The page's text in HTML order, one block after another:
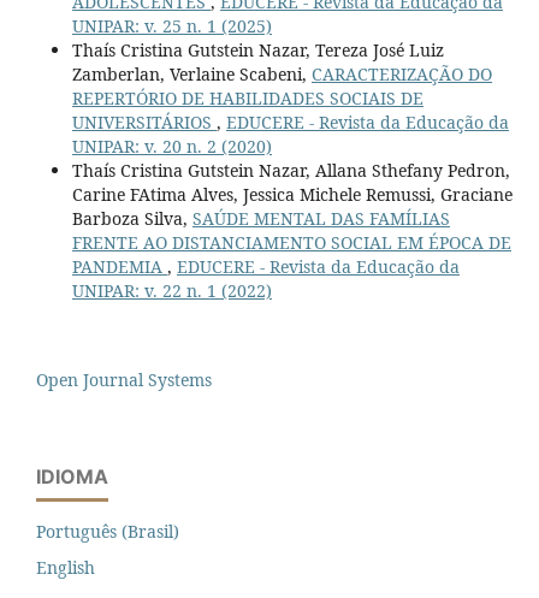
UNIPAR: v. 25 n. 1 (2025)
Thaís Cristina Gutstein Nazar, Tereza José Luiz
Zamberlan, Verlaine Scabeni, CARACTERIZAÇÃO DO
REPERTÓRIO DE HABILIDADES SOCIAIS DE
UNIVERSITÁRIOS , EDUCERE - Revista da Educação da
UNIPAR: v. 20 n. 2 (2020)
Thaís Cristina Gutstein Nazar, Allana Sthefany Pedron,
Carine FAtima Alves, Jessica Michele Remussi, Graciane
Barboza Silva, SAÚDE MENTAL DAS FAMÍLIAS
FRENTE AO DISTANCIAMENTO SOCIAL EM ÉPOCA DE
PANDEMIA , EDUCERE - Revista da Educação da
UNIPAR: v. 22 n. 1 (2022)
Open Journal Systems
IDIOMA
Português (Brasil)
English